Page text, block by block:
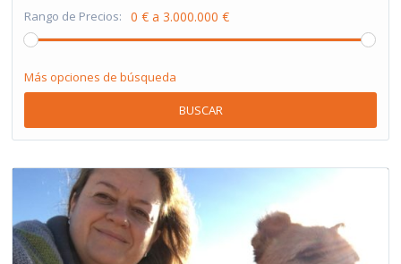
Rango de Precios: 0 € a 3.000.000 €
Más opciones de búsqueda
BUSCAR